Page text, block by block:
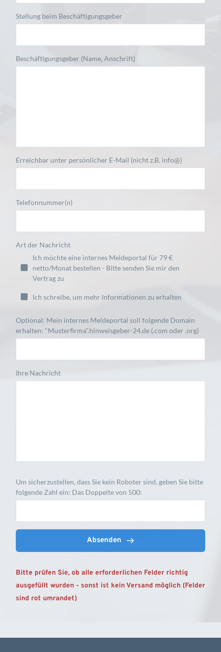
Stellung beim Beschäftigungsgeber
Beschäftigungsgeber (Name, Anschrift)
Erreichbar unter persönlicher E-Mail (nicht z.B. info@)
Telefonnummer(n)
Art der Nachricht
Ich möchte eine internes Meldeportal für 79 €
netto/Monat bestellen - Bitte senden Sie mir den
Vertrag zu
Ich schreibe, um mehr Informationen zu erhalten
Optional: Mein internes Meldeportal soll folgende Domain
erhalten: "Musterfirma".hinweisgeber-24.de (.com oder .org)
Ihre Nachricht
Um sicherzustellen, dass Sie kein Roboter sind, geben Sie bitte
folgende Zahl ein: Das Doppelte von 500:
Absenden
Bitte prüfen Sie, ob alle erforderlichen Felder richtig
ausgefüllt wurden - sonst ist kein Versand möglich (Felder
sind rot umrandet)